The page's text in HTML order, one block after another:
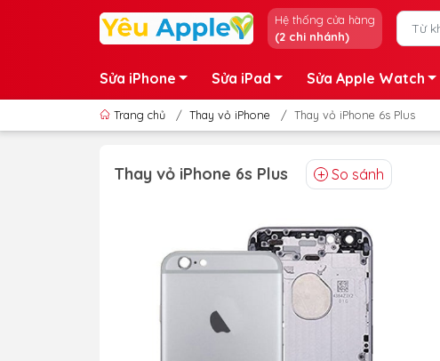
Hệ thống cửa hàng
(2 chi nhánh)
Sửa iPhone Sửa iPad Sửa Apple Watch
Trang chủ / Thay vỏ iPhone / Thay vỏ iPhone 6s Plus
Thay vỏ iPhone 6s Plus So sánh